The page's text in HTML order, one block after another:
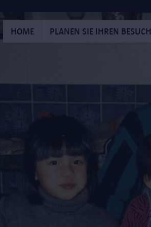
HOME PLANEN SIE IHREN BESUCH